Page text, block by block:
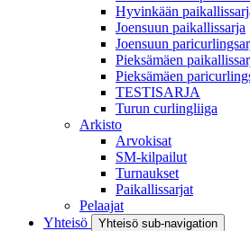
Hyvinkään
Joensuun paikallissarja
Joensuun
Pieksämäen
Pieksämäen
TESTISARJA
Turun curlingliiga
Arkisto
Arvokisat
SM-kilpailut
Turnaukset
Paikallissarjat
Pelaajat
Yhteisö
Yhteisö sub-navigation